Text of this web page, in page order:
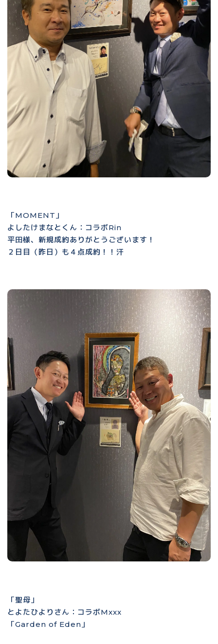
「MOMENT」
よしたけまなとくん：コラボRin
平田様、新規成約ありがとうございます！
２日目（昨日）も４点成約！！汗
「聖母」
とよたひよりさん：コラボMxxx
「Garden of Eden」